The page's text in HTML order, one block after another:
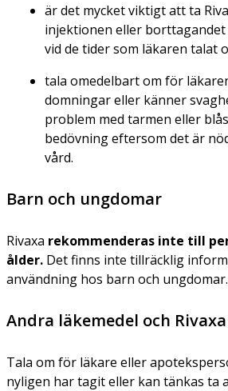
är det mycket viktigt att ta
injektionen eller
vid de tider som läkaren talat
tala omedelbart om för
domningar eller känner
problem med tarmen eller
bedövning eftersom det är
vård.
Barn och ungdomar
Rivaxa rekommenderas inte till
ålder. Det finns inte tillräcklig
användning hos barn och ungdomar.
Andra läkemedel och Rivaxa
Tala om för läkare eller
nyligen har tagit eller kan tänkas ta